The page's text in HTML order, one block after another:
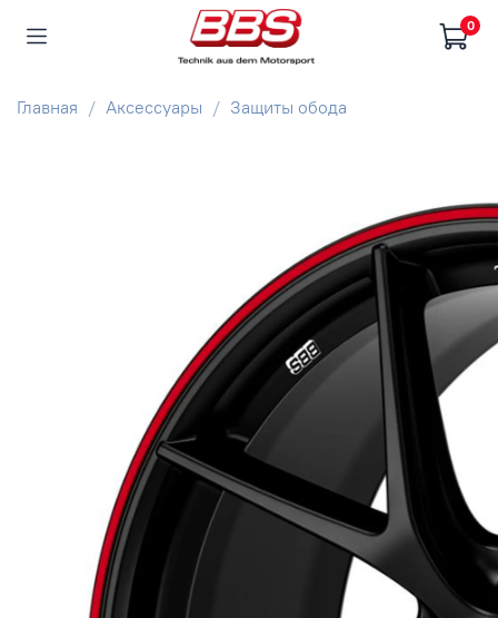
0
Главная Аксессуары Защиты обода